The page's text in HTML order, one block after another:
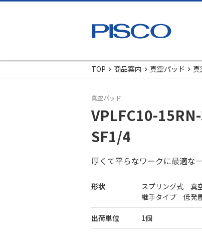
TOP
商品案内 真空パッド 真
真空パッド
VPLFC10-
SF1/4
厚くて平らなワークに最適な
形状
スプリング式 真
継手タイプ 低発
出荷単位 1個